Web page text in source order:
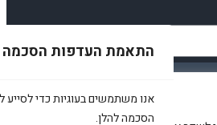
התאמת העדפות הסכמה
אנו משתמשים בעוגיות כדי לסייע
הסכמה להלן.